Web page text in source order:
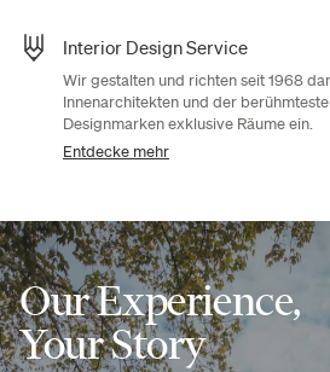
Interior Design Service
Wir gestalten und richten seit 1968
Innenarchitekten und der
Designmarken exklusive Räume ein.
Entdecke mehr
Our Experience,
Your Story